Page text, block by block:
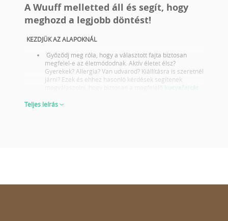
A Wuuff melletted áll és segít, hogy
meghozd a legjobb döntést!
KEZDJÜK AZ ALAPOKNÁL
Győződj meg róla, hogy a választott fajta biztosan
megfelel-e az életmódodnak. Aktív életet élsz?
Gyerekek? Allergia? Van udvarod? Kiállításra is szeretnél
járni? Ezek és ehhez hasonló kérdések segítenek
Tájékozódj a választott fajta egészségügyi problémáiról
Egy kölyökről 6-8 hetes korában kapjuk a legtisztább
Teljes leírás